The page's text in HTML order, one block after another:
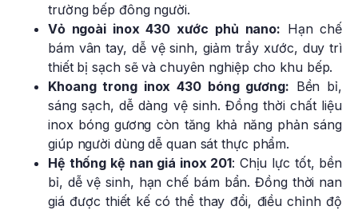
trường bếp đông người.
Vỏ ngoài inox 430 xước phủ nano: Hạn chế
bám vân tay, dễ vệ sinh, giảm trầy xước, duy trì
thiết bị sạch sẽ và chuyên nghiệp cho khu bếp.
Khoang trong inox 430 bóng gương: Bền bỉ,
sáng sạch, dễ dàng vệ sinh. Đồng thời chất liệu
inox bóng gương còn tăng khả năng phản sáng
giúp người dùng dễ quan sát thực phẩm.
Hệ thống kệ nan giá inox 201: Chịu lực tốt, bền
bỉ, dễ vệ sinh, hạn chế bám bẩn. Đồng thời nan
giá được thiết kế có thể thay đổi, điều chỉnh độ